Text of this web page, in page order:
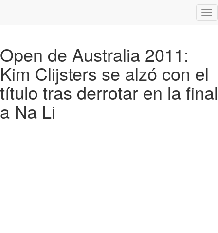
Open de Australia 2011:
Kim Clijsters se alzó con el
título tras derrotar en la final
a Na Li